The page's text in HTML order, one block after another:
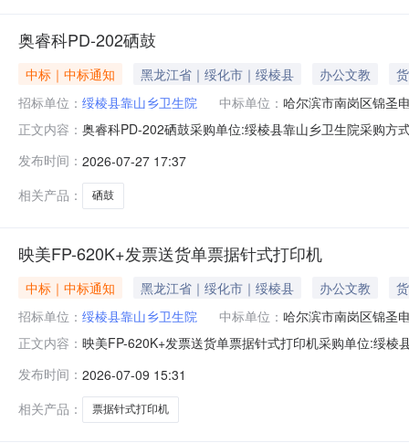
奥睿科PD-202硒鼓
中标｜中标通知 黑龙江省｜绥化市｜绥棱县 办公文教
招标单位： 绥棱县靠山乡卫生院 中标单位： 哈尔滨市南岗区锦圣
正文内容： 奥睿科PD-202硒鼓采购单位:绥棱县靠山乡卫生院采购
发布时间： 2026-07-27 17:37
相关产品：
硒鼓
映美FP-620K+发票送货单票据针式打印机
中标｜中标通知 黑龙江省｜绥化市｜绥棱县 办公文教
招标单位： 绥棱县靠山乡卫生院 中标单位： 哈尔滨市南岗区锦圣
正文内容： 映美FP-620K+发票送货单票据针式打印机采购单位:绥
发布时间： 2026-07-09 15:31
相关产品：
票据针式打印机